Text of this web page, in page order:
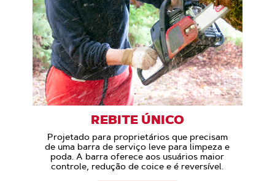
REBITE ÚNICO
Projetado para proprietários que precisam
de uma barra de serviço leve para limpeza e
poda. A barra oferece aos usuários maior
controle, redução de coice e é reversível.